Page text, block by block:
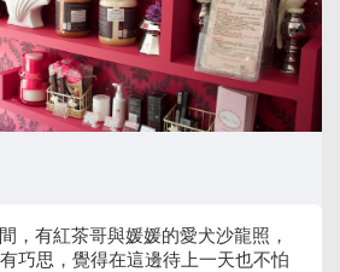
，有紅茶哥與媛媛的愛犬沙龍照，
巧思，覺得在這邊待上一天也不怕